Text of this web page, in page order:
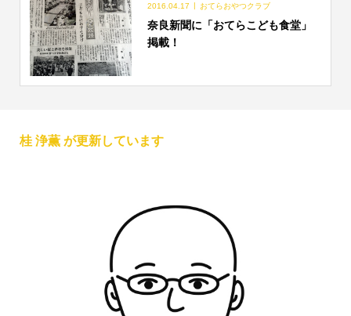
2016.04.17 おてらおやつクラブ
奈良新聞に「おてらこども食堂」
掲載！
桂 浄薫 が更新しています